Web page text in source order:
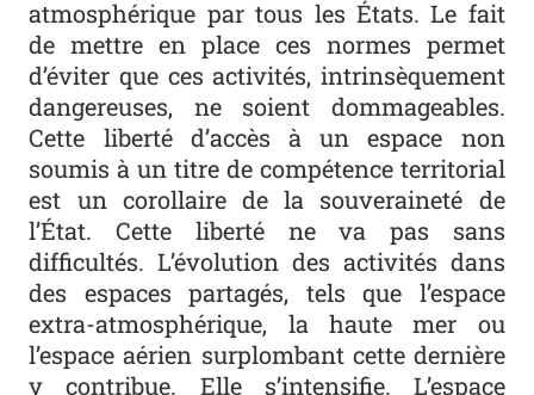
atmosphérique par tous les États. Le fait
de mettre en place ces normes permet
d’éviter que ces activités, intrinsèquement
dangereuses, ne soient dommageables.
Cette liberté d’accès à un espace non
soumis à un titre de compétence territorial
est un corollaire de la souveraineté de
l’État. Cette liberté ne va pas sans
difficultés. L’évolution des activités dans
des espaces partagés, tels que l’espace
extra-atmosphérique, la haute mer ou
l’espace aérien surplombant cette dernière
y contribue. Elle s’intensifie. L’espace